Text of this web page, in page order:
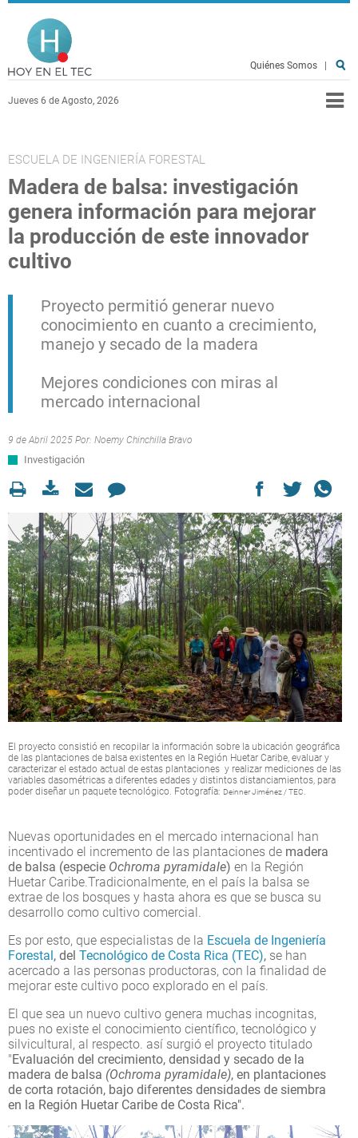
Pasar al contenido principal
Jueves 6 de Agosto, 2026
Quiénes Somos
ESCUELA DE INGENIERÍA FORESTAL
Madera de balsa: investigación
genera información para mejorar
la producción de este innovador
cultivo
Proyecto permitió generar nuevo
conocimiento en cuanto a crecimiento,
manejo y secado de la madera
Mejores condiciones con miras al
mercado internacional
9 de Abril 2025 Por: Noemy Chinchilla Bravo
Investigación
El proyecto consistió en recopilar la información sobre la ubicación geográfica
de las plantaciones de balsa existentes en la Región Huetar Caribe, evaluar y
caracterizar el estado actual de estas plantaciones y realizar mediciones de las
variables dasométricas a diferentes edades y distintos distanciamientos, para
poder diseñar un paquete tecnológico. Fotografía: Deinner Jiménez / TEC.
Nuevas oportunidades en el mercado internacional han
incentivado el incremento de las plantaciones de madera
de balsa (especie Ochroma pyramidale) en la Región
Huetar Caribe.Tradicionalmente, en el país la balsa se
extrae de los bosques y hasta ahora es que se busca su
desarrollo como cultivo comercial.
Es por esto, que especialistas de la Escuela de Ingeniería
Forestal, del Tecnológico de Costa Rica (TEC), se han
acercado a las personas productoras, con la finalidad de
mejorar este cultivo poco explorado en el país.
El que sea un nuevo cultivo genera muchas incognitas,
pues no existe el conocimiento científico, tecnológico y
silvicultural, al respecto. así surgió el proyecto titulado
"Evaluación del crecimiento, densidad y secado de la
madera de balsa (Ochroma pyramidale), en plantaciones
de corta rotación, bajo diferentes densidades de siembra
en la Región Huetar Caribe de Costa Rica".